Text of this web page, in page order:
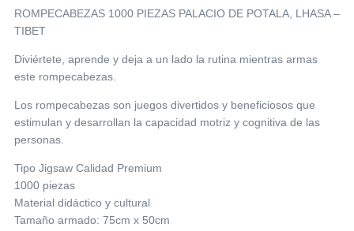
ROMPECABEZAS 1000 PIEZAS PALACIO DE POTALA, LHASA –
TIBET
Diviértete, aprende y deja a un lado la rutina mientras armas
este rompecabezas.
Los rompecabezas son juegos divertidos y beneficiosos que
estimulan y desarrollan la capacidad motriz y cognitiva de las
personas.
Tipo Jigsaw Calidad Premium
1000 piezas
Material didáctico y cultural
Tamaño armado: 75cm x 50cm